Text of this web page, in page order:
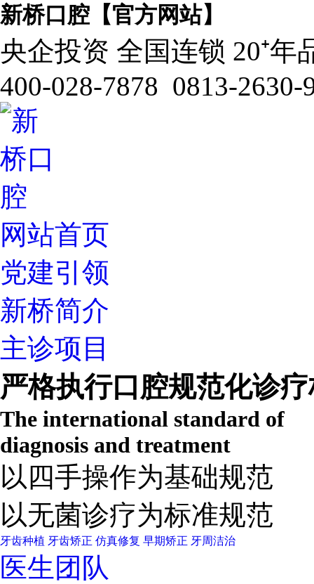
新桥口腔【官方网站】
央企投资 全国连锁 20⁺年
400-028-7878 0813-2630-
网站首页
党建引领
新桥简介
主诊项目
严格执行口腔规范化诊
The international standard of
diagnosis and treatment
以四手操作为基础规范
以无菌诊疗为标准规范
牙齿种植 牙齿矫正 仿真修复 早期矫正 牙周洁治
医生团队